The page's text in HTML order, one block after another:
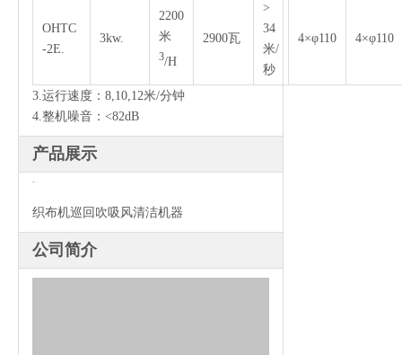
OHTC
-2E.
3kw.
2200
米
3/H
2900瓦
>
34
米/
秒
4×φ110 4×φ110
3.运行速度：8,10,12米/分钟
4.整机噪音：<82dB
产品展示
织布机巡回吹吸风清洁机器
公司简介